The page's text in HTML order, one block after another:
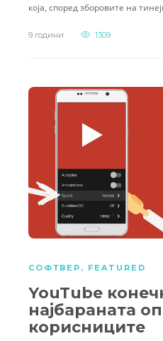
која, според зборовите на
9 години 1309
СОФТВЕР , FEATURED
YouTube
најбараната
корисниците